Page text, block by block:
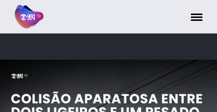
Painel de Gerenciamento de Cookies